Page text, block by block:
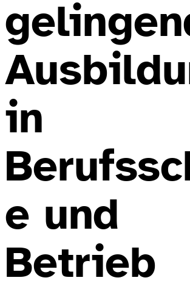
in
e und
Betrieb